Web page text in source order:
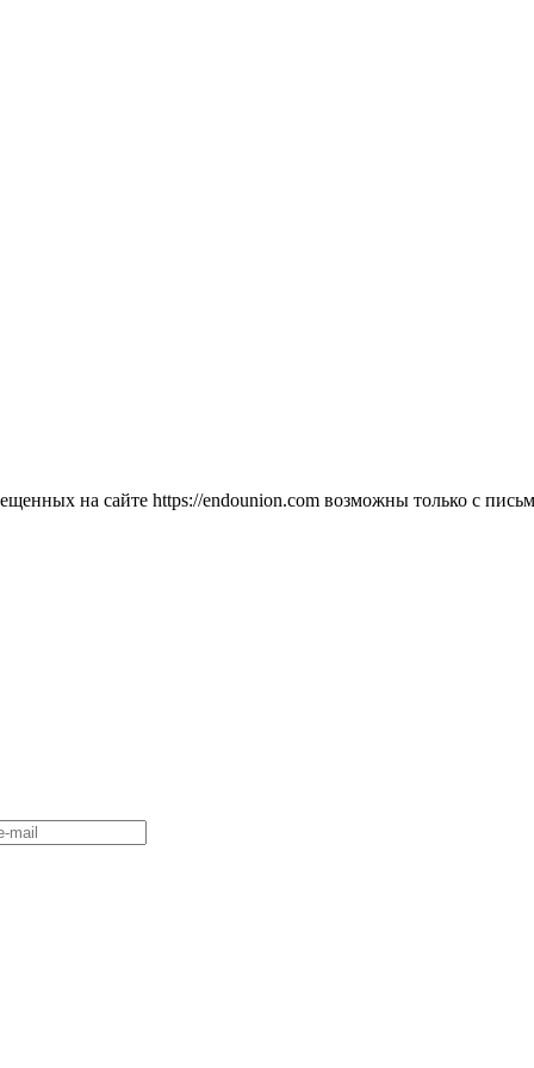
на сайте https://endounion.com возможны только с